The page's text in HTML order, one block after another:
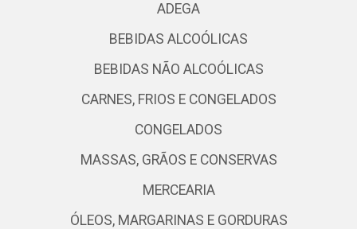
ADEGA
BEBIDAS ALCOÓLICAS
BEBIDAS NÃO ALCOÓLICAS
CARNES, FRIOS E CONGELADOS
CONGELADOS
MASSAS, GRÃOS E CONSERVAS
MERCEARIA
ÓLEOS, MARGARINAS E GORDURAS